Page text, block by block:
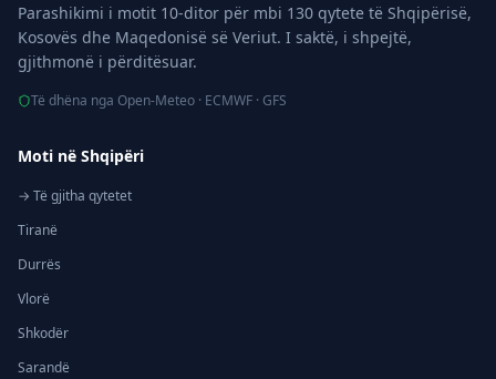
Parashikimi i motit 10-ditor për mbi 130 qytete të Shqipërisë,
Kosovës dhe Maqedonisë së Veriut. I saktë, i shpejtë,
gjithmonë i përditësuar.
Të dhëna nga Open-Meteo · ECMWF · GFS
Moti në Shqipëri
→ Të gjitha qytetet
Tiranë
Durrës
Vlorë
Shkodër
Sarandë